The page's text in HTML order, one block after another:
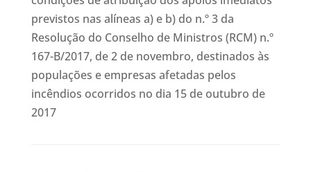
previstos nas alíneas a) e b) do n.º 3 da
Resolução do Conselho de Ministros (RCM) n.º
167-B/2017, de 2 de novembro, destinados às
populações e empresas afetadas pelos
incêndios ocorridos no dia 15 de outubro de
2017